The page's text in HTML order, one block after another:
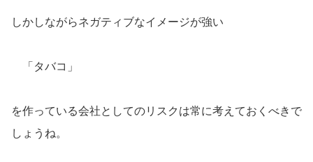
しかしながらネガティブなイメージが強い
「タバコ」
を作っている会社としてのリスクは常に考えておくべきで
しょうね。